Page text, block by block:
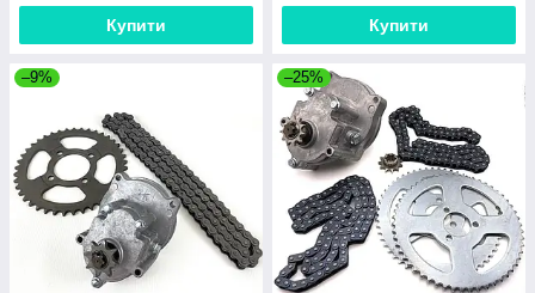
Купити Купити
–9% –25%